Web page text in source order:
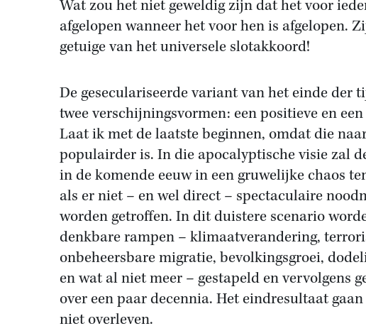
Wat zou het niet geweldig zijn dat het voor
afgelopen wanneer het voor hen is afgelopen.
getuige van het universele slotakkoord!
De geseculariseerde variant van het einde der
twee verschijningsvormen: een positieve en
Laat ik met de laatste beginnen, omdat die
populairder is. In die apocalyptische visie zal
in de komende eeuw in een gruwelijke chaos
als er niet – en wel direct – spectaculaire
worden getroffen. In dit duistere scenario
denkbare rampen – klimaatverandering,
onbeheersbare migratie, bevolkingsgroei,
en wat al niet meer – gestapeld en vervolgens
over een paar decennia. Het eindresultaat
niet overleven.